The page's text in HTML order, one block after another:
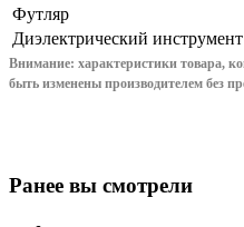
Футляр
Диэлектрический инструмент
Внимание: характеристики товара,
быть изменены производителем без
Ранее вы смотрели